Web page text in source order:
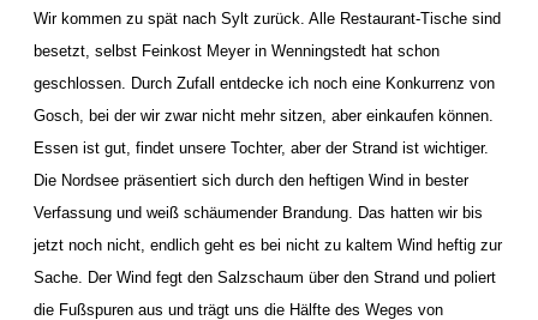
Wir kommen zu spät nach Sylt zurück. Alle Restaurant-Tische sind
besetzt, selbst Feinkost Meyer in Wenningstedt hat schon
geschlossen. Durch Zufall entdecke ich noch eine Konkurrenz von
Gosch, bei der wir zwar nicht mehr sitzen, aber einkaufen können.
Essen ist gut, findet unsere Tochter, aber der Strand ist wichtiger.
Die Nordsee präsentiert sich durch den heftigen Wind in bester
Verfassung und weiß schäumender Brandung. Das hatten wir bis
jetzt noch nicht, endlich geht es bei nicht zu kaltem Wind heftig zur
Sache. Der Wind fegt den Salzschaum über den Strand und poliert
die Fußspuren aus und trägt uns die Hälfte des Weges von